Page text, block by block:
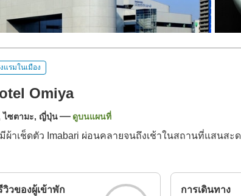
แรมในเมือง
Omiya
ไซตามะ, ญี่ปุ่น ดูบนแผนที่
าเช็ดตัว Imabari ผ่อนคลายจนถึงเช้าในสถานที่แสนส
วของผู้เข้าพัก การเดินทาง